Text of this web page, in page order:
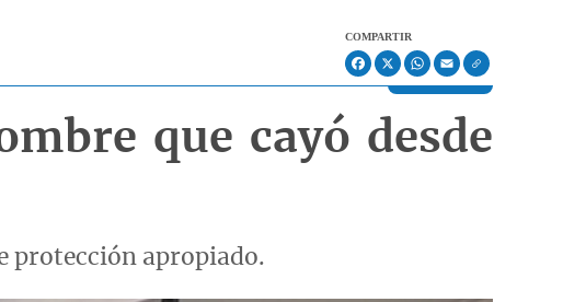
COMPARTIR
Facebook
X WhatsApp
Email
que cayó desde
protección apropiado.